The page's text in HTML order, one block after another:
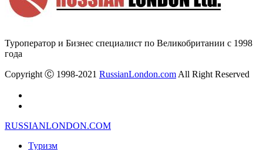
Туроператор и Бизнес специалист по Великобритании с 1998
года
Copyright Ⓒ 1998-2021 RussianLondon.com All Right Reserved
RUSSIANLONDON.COM
Туризм